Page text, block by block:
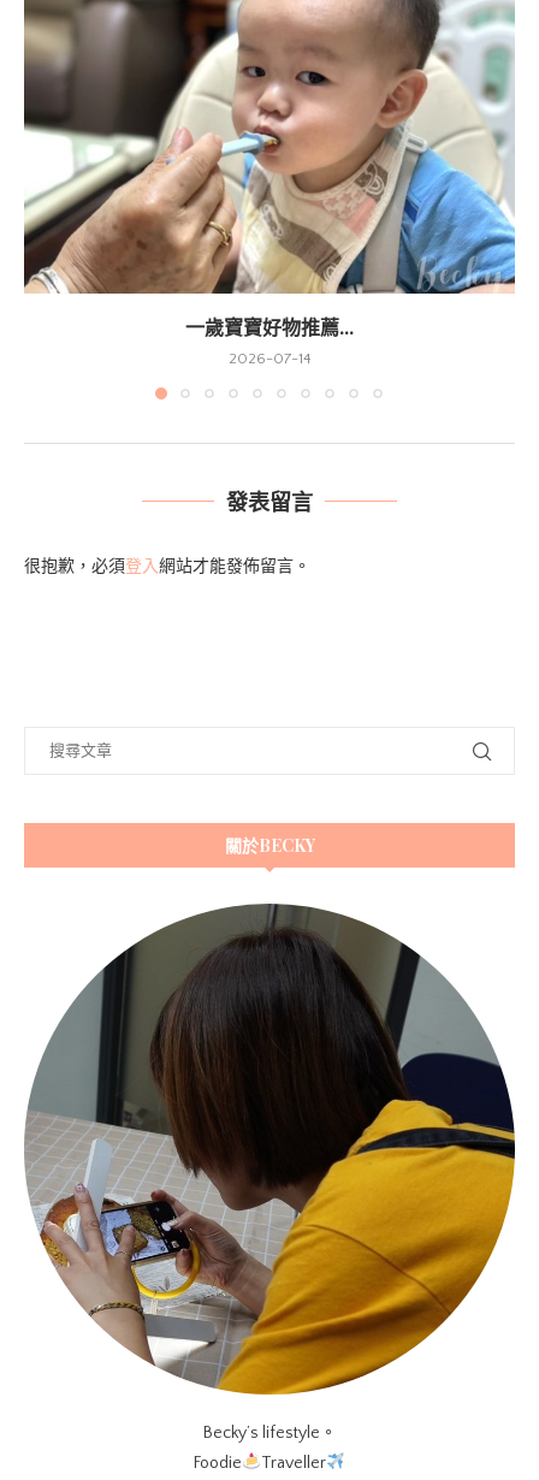
一歲寶寶好物推薦...
2026-07-14
發表留言
很抱歉，必須登入網站才能發佈留言。
關於BECKY
Becky’s lifestyle。
Foodie
Traveller